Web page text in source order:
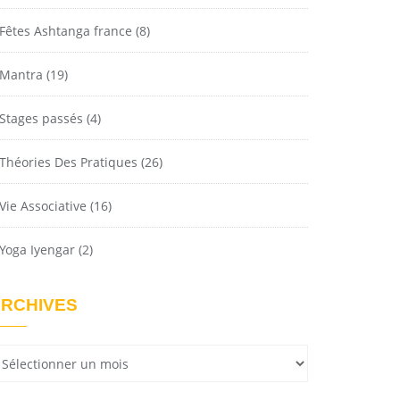
Fêtes Ashtanga france (8)
Mantra (19)
Stages passés (4)
Théories Des Pratiques (26)
Vie Associative (16)
Yoga Iyengar (2)